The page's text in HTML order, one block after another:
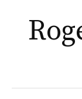
inhoud
springen